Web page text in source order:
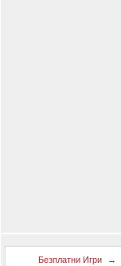
Безплатни Игри →